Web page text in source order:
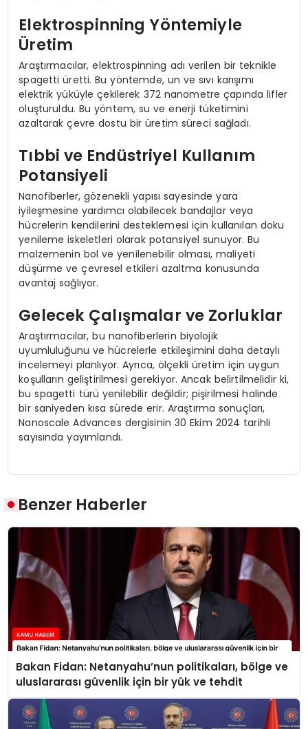
Elektrospinning Yöntemiyle
Üretim
Araştırmacılar, elektrospinning adı verilen bir teknikle
spagetti üretti. Bu yöntemde, un ve sıvı karışımı
elektrik yüküyle çekilerek 372 nanometre çapında lifler
oluşturuldu. Bu yöntem, su ve enerji tüketimini
azaltarak çevre dostu bir üretim süreci sağladı.
Tıbbi ve Endüstriyel Kullanım
Potansiyeli
Nanofiberler, gözenekli yapısı sayesinde yara
iyileşmesine yardımcı olabilecek bandajlar veya
hücrelerin kendilerini desteklemesi için kullanılan doku
yenileme iskeletleri olarak potansiyel sunuyor. Bu
malzemenin bol ve yenilenebilir olması, maliyeti
düşürme ve çevresel etkileri azaltma konusunda
avantaj sağlıyor.
Gelecek Çalışmalar ve Zorluklar
Araştırmacılar, bu nanofiberlerin biyolojik
uyumluluğunu ve hücrelerle etkileşimini daha detaylı
incelemeyi planlıyor. Ayrıca, ölçekli üretim için uygun
koşulların geliştirilmesi gerekiyor. Ancak belirtilmelidir ki,
bu spagetti türü yenilebilir değildir; pişirilmesi halinde
bir saniyeden kısa sürede erir. Araştırma sonuçları,
Nanoscale Advances dergisinin 30 Ekim 2024 tarihli
sayısında yayımlandı.
Benzer Haberler
Bakan Fidan: Netanyahu’nun politikaları, bölge ve
uluslararası güvenlik için bir yük ve tehdit